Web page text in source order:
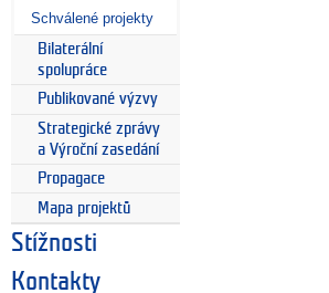
Schválené projekty
Bilaterální
spolupráce
Publikované výzvy
Strategické zprávy
a Výroční zasedání
Propagace
Mapa projektů
Stížnosti
Kontakty